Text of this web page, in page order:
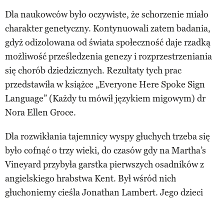
Dla naukowców było oczywiste, że schorzenie miało
charakter genetyczny. Kontynuowali zatem badania,
gdyż odizolowana od świata społeczność daje rzadką
możliwość prześledzenia genezy i rozprzestrzeniania
się chorób dziedzicznych. Rezultaty tych prac
przedstawiła w książce „Everyone Here Spoke Sign
Language” (Każdy tu mówił językiem migowym) dr
Nora Ellen Groce.
Dla rozwikłania tajemnicy wyspy głuchych trzeba się
było cofnąć o trzy wieki, do czasów gdy na Martha’s
Vineyard przybyła garstka pierwszych osadników z
angielskiego hrabstwa Kent. Był wśród nich
głuchoniemy cieśla Jonathan Lambert. Jego dzieci